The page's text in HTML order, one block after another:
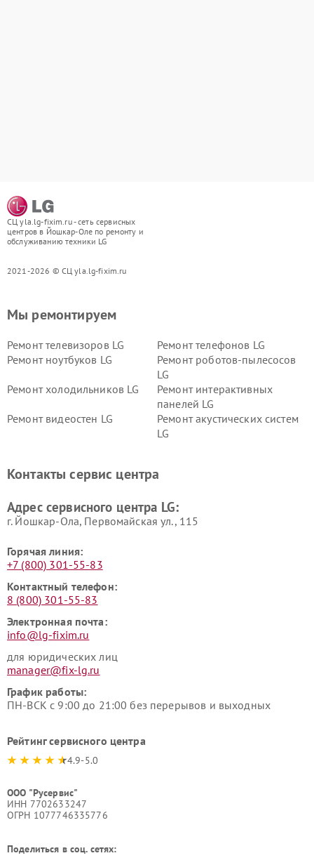
СЦ yla.lg-fixim.ru - сеть сервисных
центров в Йошкар-Оле по ремонту и
обслуживанию техники LG
2021-2026 © СЦ yla.lg-fixim.ru
Мы ремонтируем
Ремонт телевизоров LG
Ремонт телефонов LG
Ремонт ноутбуков LG
Ремонт роботов-пылесосов
LG
Ремонт холодильников LG
Ремонт интерактивных
панелей LG
Ремонт видеостен LG
Ремонт акустических систем
LG
Ремонт морозильных камер
Ремонт вертикальных
Контакты сервис центра
Адрес сервисного центра LG:
г. Йошкар-Ола, Первомайская ул., 115
Горячая линия:
+7 (800) 301-55-83
Контактный телефон:
8 (800) 301-55-83
Электронная почта:
info@lg-fixim.ru
для юридических лиц
manager@fix-lg.ru
График работы:
ПН-ВСК с 9:00 до 21:00 без перерывов и выходных
Рейтинг сервисного центра
4.9-5.0
ООО "Русервис"
ИНН 7702633247
ОГРН 1077746335776
Поделиться в соц. сетях: